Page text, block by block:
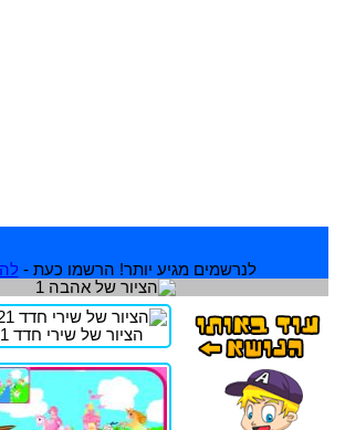
לנרשמים מגיע יותר! הרשמו כעת -
הציור של שירי חדד 21